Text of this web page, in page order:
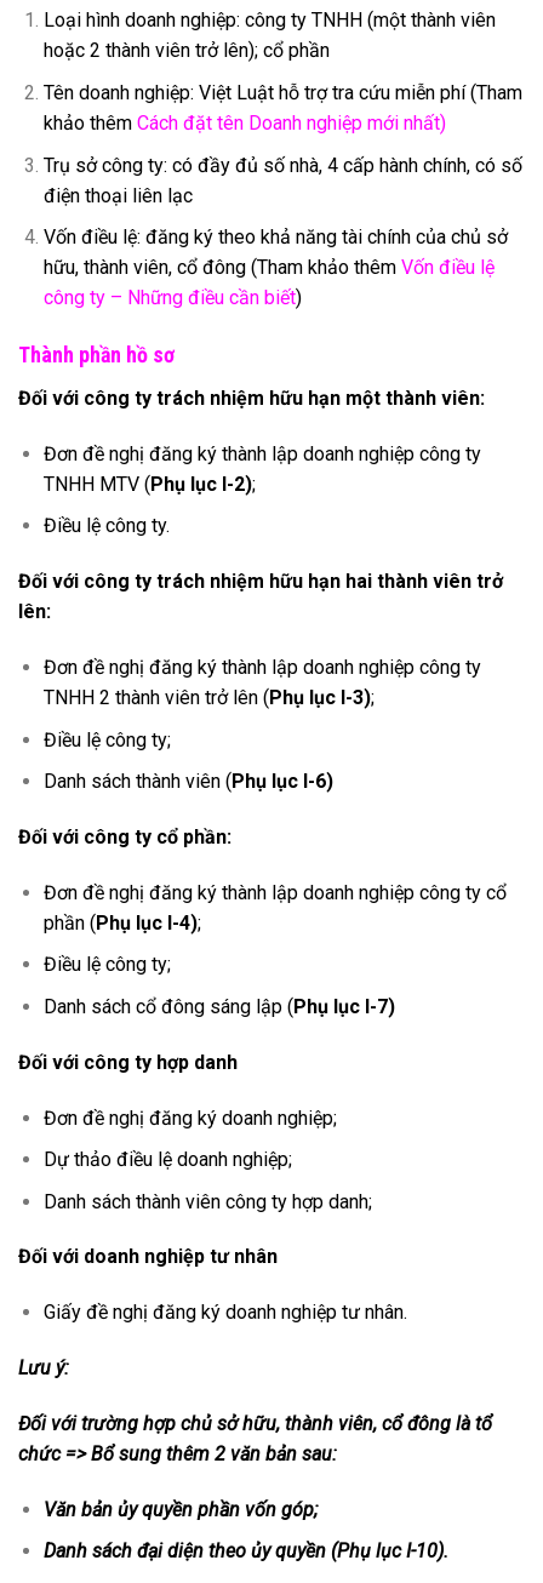
Loại hình doanh nghiệp: công ty TNHH (một thành viên
hoặc 2 thành viên trở lên); cổ phần
Tên doanh nghiệp: Việt Luật hỗ trợ tra cứu miễn phí (Tham
khảo thêm Cách đặt tên Doanh nghiệp mới nhất)
Trụ sở công ty: có đầy đủ số nhà, 4 cấp hành chính, có số
điện thoại liên lạc
Vốn điều lệ: đăng ký theo khả năng tài chính của chủ sở
hữu, thành viên, cổ đông (Tham khảo thêm Vốn điều lệ
công ty – Những điều cần biết)
Thành phần hồ sơ
Đối với công ty trách nhiệm hữu hạn một thành viên:
Đơn đề nghị đăng ký thành lập doanh nghiệp công ty
TNHH MTV (Phụ lục I-2);
Điều lệ công ty.
Đối với công ty trách nhiệm hữu hạn hai thành viên trở
lên:
Đơn đề nghị đăng ký thành lập doanh nghiệp công ty
TNHH 2 thành viên trở lên (Phụ lục I-3);
Điều lệ công ty;
Danh sách thành viên (Phụ lục I-6)
Đối với công ty cổ phần:
Đơn đề nghị đăng ký thành lập doanh nghiệp công ty cổ
phần (Phụ lục I-4);
Điều lệ công ty;
Danh sách cổ đông sáng lập (Phụ lục I-7)
Đối với công ty hợp danh
Đơn đề nghị đăng ký doanh nghiệp;
Dự thảo điều lệ doanh nghiệp;
Danh sách thành viên công ty hợp danh;
Đối với doanh nghiệp tư nhân
Giấy đề nghị đăng ký doanh nghiệp tư nhân.
Lưu ý:
Đối với trường hợp chủ sở hữu, thành viên, cổ đông là tổ
chức => Bổ sung thêm 2 văn bản sau:
Văn bản ủy quyền phần vốn góp;
Danh sách đại diện theo ủy quyền (Phụ lục I-10).